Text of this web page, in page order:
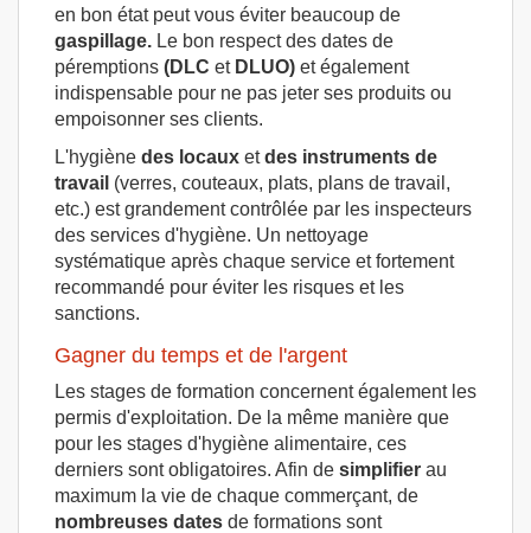
en bon état peut vous éviter beaucoup de
gaspillage. Le bon respect des dates de
péremptions (DLC et DLUO) et également
indispensable pour ne pas jeter ses produits ou
empoisonner ses clients.
L'hygiène des locaux etdes instruments de
travail (verres, couteaux, plats, plans de travail,
etc.) est grandement contrôlée par les inspecteurs
des services d'hygiène. Un nettoyage
systématique après chaque service et fortement
recommandé pour éviter les risques et les
sanctions.
Gagner du temps et de l'argent
Les stages de formation concernent également les
permis d'exploitation. De la même manière que
pour les stages d'hygiène alimentaire, ces
derniers sont obligatoires. Afin de simplifier au
maximum la vie de chaque commerçant, de
nombreuses dates de formations sont